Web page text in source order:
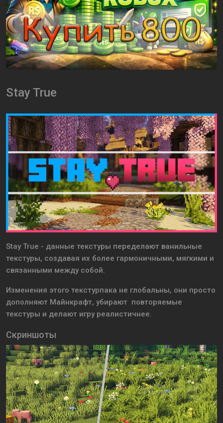
Stay True
Stay True - данные текстуры переделают ванильные
текстуры, создавая их более гармоничными, мягкими и
связанными между собой.
Изменения этого текстурпака не глобальны, они просто
дополняют Майнкрафт, убирают повторяемые
текстуры и делают игру реалистичнее.
Скриншоты